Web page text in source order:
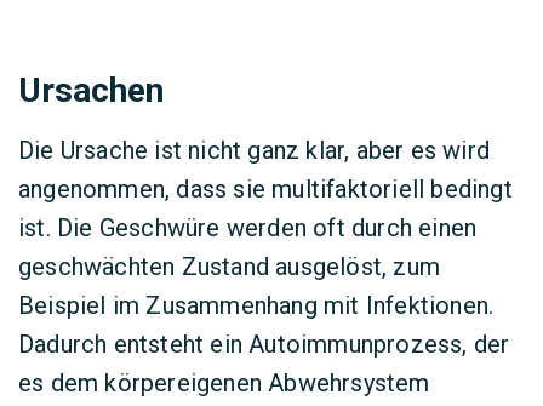
Ursachen
Die Ursache ist nicht ganz klar, aber es wird
angenommen, dass sie multifaktoriell bedingt
ist. Die Geschwüre werden oft durch einen
geschwächten Zustand ausgelöst, zum
Beispiel im Zusammenhang mit Infektionen.
Dadurch entsteht ein Autoimmunprozess, der
es dem körpereigenen Abwehrsystem